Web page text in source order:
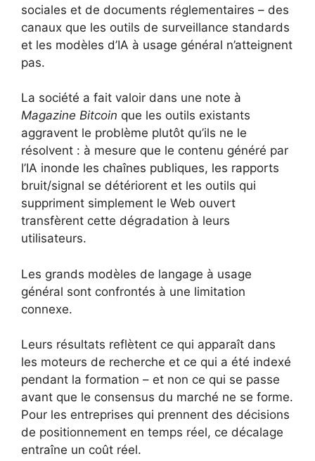
sociales et de documents réglementaires – des
canaux que les outils de surveillance standards
et les modèles d’IA à usage général n’atteignent
pas.
La société a fait valoir dans une note à
Magazine Bitcoin que les outils existants
aggravent le problème plutôt qu’ils ne le
résolvent : à mesure que le contenu généré par
l’IA inonde les chaînes publiques, les rapports
bruit/signal se détériorent et les outils qui
suppriment simplement le Web ouvert
transfèrent cette dégradation à leurs
utilisateurs.
Les grands modèles de langage à usage
général sont confrontés à une limitation
connexe.
Leurs résultats reflètent ce qui apparaît dans
les moteurs de recherche et ce qui a été indexé
pendant la formation – et non ce qui se passe
avant que le consensus du marché ne se forme.
Pour les entreprises qui prennent des décisions
de positionnement en temps réel, ce décalage
entraîne un coût réel.